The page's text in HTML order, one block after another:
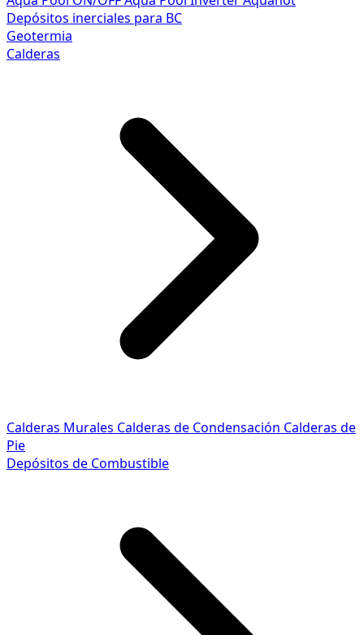
Depósitos inerciales para BC
Geotermia
Calderas
Calderas Murales Calderas de Condensación Calderas de
Pie
Depósitos de Combustible